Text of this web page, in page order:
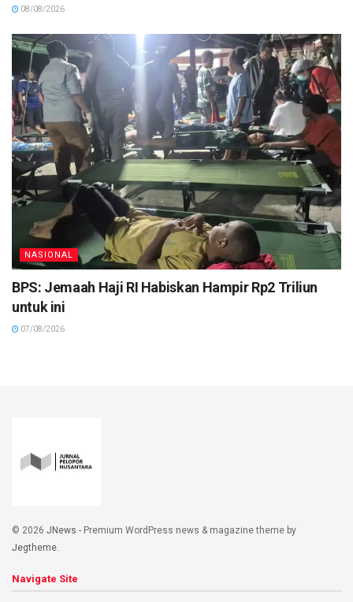
08/08/2026
NASIONAL
BPS: Jemaah Haji RI Habiskan Hampir Rp2 Triliun
untuk ini
07/08/2026
© 2026 JNews - Premium WordPress news & magazine theme by
Jegtheme.
Navigate Site